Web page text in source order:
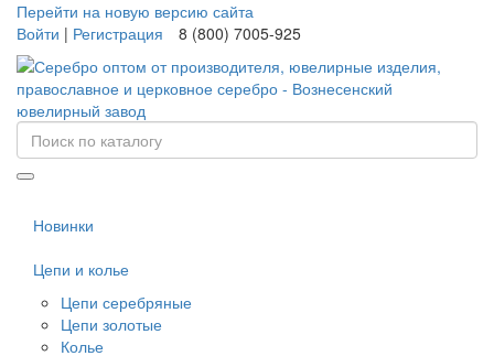
Перейти на новую версию сайта
Войти | Регистрация 8 (800) 7005-925
Новинки
Цепи и колье
Цепи серебряные
Цепи золотые
Колье